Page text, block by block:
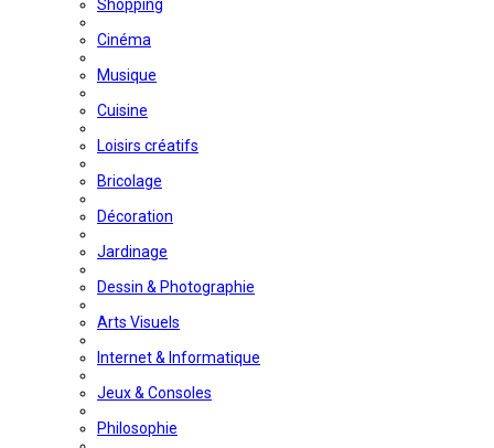
Shopping
Cinéma
Musique
Cuisine
Loisirs créatifs
Bricolage
Décoration
Jardinage
Dessin & Photographie
Arts Visuels
Internet & Informatique
Jeux & Consoles
Philosophie